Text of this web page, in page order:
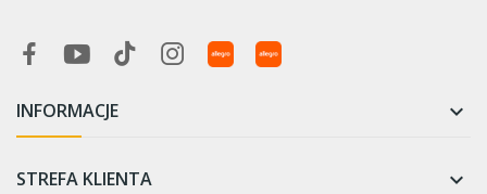
INFORMACJE 
STREFA KLIENTA 